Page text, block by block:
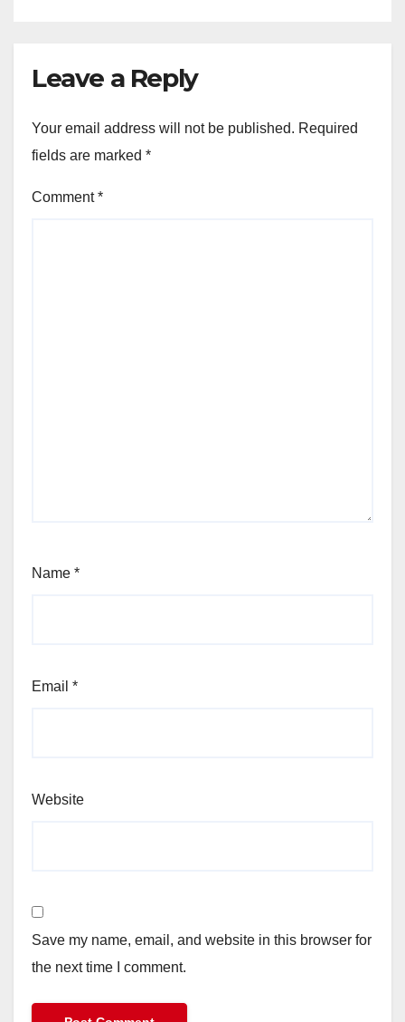
Leave a Reply
Your email address will not be published. Required
fields are marked *
Comment*
Name *
Email *
Website
Save my name, email, and website in this browser for
the next time I comment.